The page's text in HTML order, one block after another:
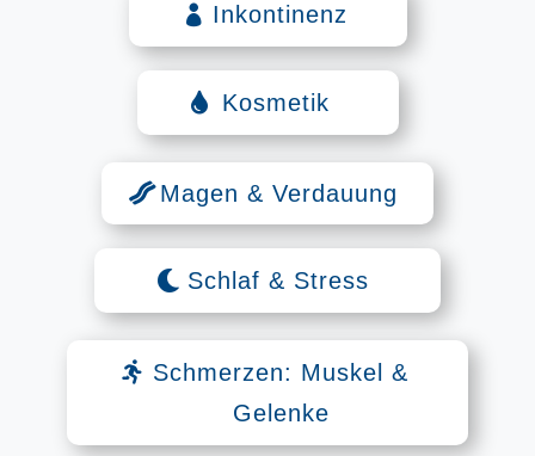
Inkontinenz
Kosmetik
Magen & Verdauung
Schlaf & Stress
Schmerzen: Muskel &
Gelenke